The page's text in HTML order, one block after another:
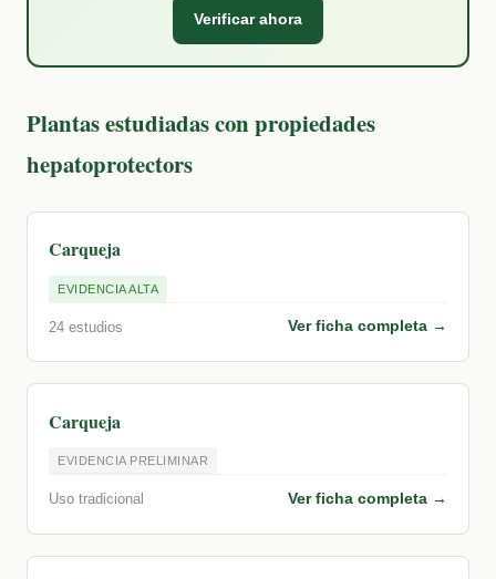
Verificar ahora
Plantas estudiadas con propiedades
hepatoprotectors
Carqueja
EVIDENCIA ALTA
24 estudios Ver ficha completa →
Carqueja
EVIDENCIA PRELIMINAR
Uso tradicional Ver ficha completa →